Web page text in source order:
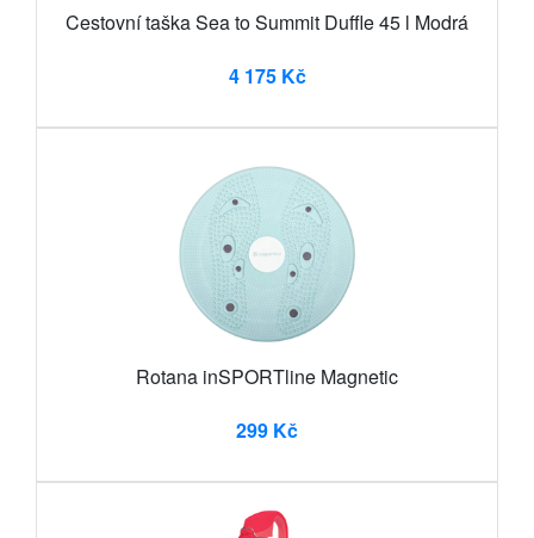
Cestovní taška Sea to Summit Duffle 45 l Modrá
4 175 Kč
Rotana inSPORTline Magnetic
299 Kč